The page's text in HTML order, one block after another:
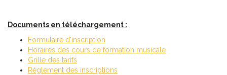
Documents en téléchargement :
Formulaire d'inscription
Horaires des cours de formation musicale
Grille des tarifs
Règlement des inscriptions